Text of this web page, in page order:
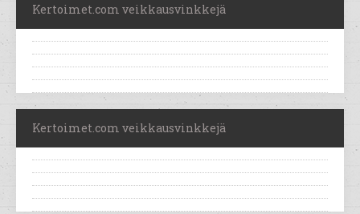
Kertoimet.com veikkausvinkkejä
Kertoimet.com veikkausvinkkejä